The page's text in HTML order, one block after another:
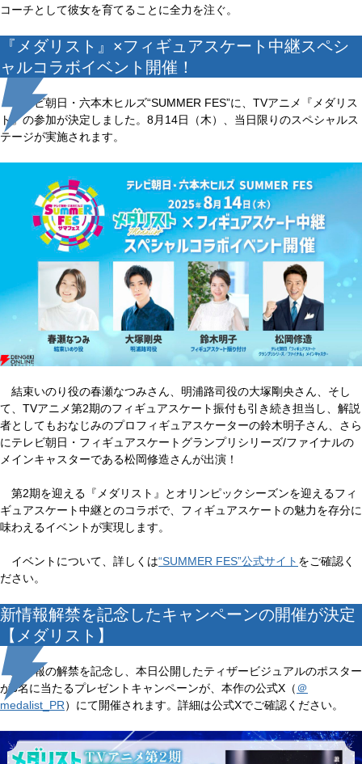
コーチとして彼女を育てることに全力を注ぐ。
『メダリスト』×フィギュアスケート中継スペシ
ャルコラボイベント開催！
テレビ朝日・六本木ヒルズ“SUMMER FES”に、TVアニメ『メダリス
ト』の参加が決定しました。8月14日（木）、当日限りのスペシャルス
テージが実施されます。
結束いのり役の春瀬なつみさん、明浦路司役の大塚剛央さん、そし
て、TVアニメ第2期のフィギュアスケート振付も引き続き担当し、解説
者としてもおなじみのプロフィギュアスケーターの鈴木明子さん、さら
にテレビ朝日・フィギュアスケートグランプリシリーズ/ファイナルの
メインキャスターである松岡修造さんが出演！
第2期を迎える『メダリスト』とオリンピックシーズンを迎えるフィ
ギュアスケート中継とのコラボで、フィギュアスケートの魅力を存分に
味わえるイベントが実現します。
イベントについて、詳しくは“SUMMER FES”公式サイト をご確認く
ださい。
新情報解禁を記念したキャンペーンの開催が決定
【メダリスト】
新情報の解禁を記念し、本日公開したティザービジュアルのポスター
が3名に当たるプレゼントキャンペーンが、本作の公式X（ ＠
medalist_PR）にて開催されます。詳細は公式Xでご確認ください。